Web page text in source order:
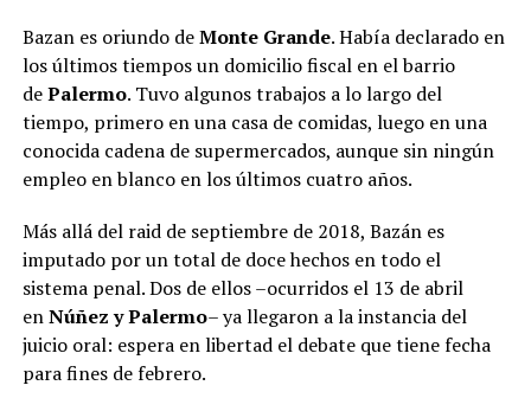
Bazan es oriundo deMonte Grande. Había declarado en
los últimos tiempos un domicilio fiscal en el barrio
dePalermo. Tuvo algunos trabajos a lo largo del
tiempo, primero en una casa de comidas, luego en una
conocida cadena de supermercados, aunque sin ningún
empleo en blanco en los últimos cuatro años.
Más allá del raid de septiembre de 2018, Bazán es
imputado por un total de doce hechos en todo el
sistema penal. Dos de ellos –ocurridos el 13 de abril
enNúñez y Palermo– ya llegaron a la instancia del
juicio oral: espera en libertad el debate que tiene fecha
para fines de febrero.